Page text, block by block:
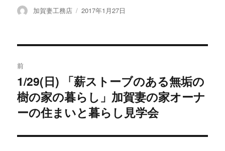
投
加賀妻工務店
投
2017年1月27日
稿
ナ
ビ
ゲ
前
過
去
の
稿:
1/29(日) 「薪ストーブのある無垢の
樹の家の暮らし」加賀妻の家オーナ
ーの住まいと暮らし見学会